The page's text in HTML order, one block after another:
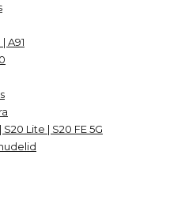
A91
Lite | S20 FE 5G